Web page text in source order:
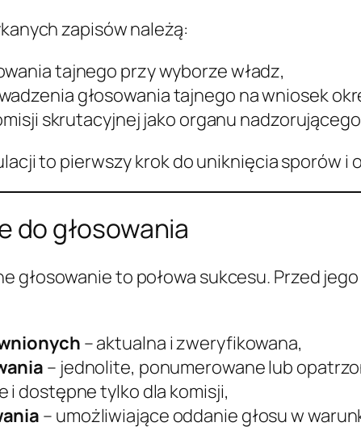
zapisów należą:
tajnego przy wyborze władz,
głosowania tajnego na wniosek
skrutacyjnej jako organu
to pierwszy krok do uniknięcia sporów i
do głosowania
głosowanie to połowa sukcesu. Przed
– aktualna i zweryfikowana,
– jednolite, ponumerowane lub
i dostępne tylko dla komisji,
– umożliwiające oddanie głosu w